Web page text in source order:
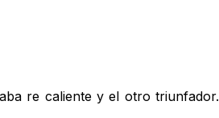
re caliente y el otro triunfador.